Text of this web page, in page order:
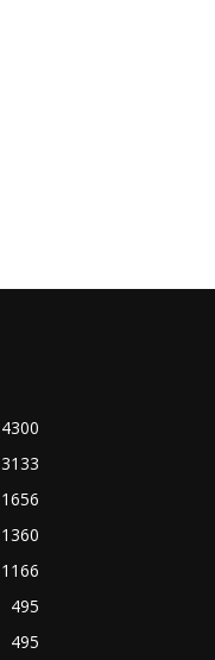
4300
3133
1656
1360
1166
495
495